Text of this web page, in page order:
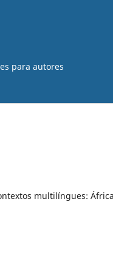
para autores
multilíngues: